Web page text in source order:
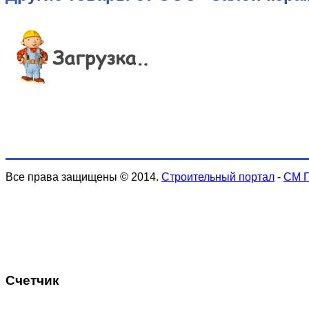
Все права защищены © 2014. Строительный портал - СМ
Счетчик